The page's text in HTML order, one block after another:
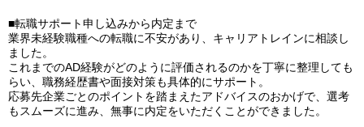
■転職サポート申し込みから内定まで
業界未経験職種への転職に不安があり、キャリアトレインに相談し
ました。
これまでのAD経験がどのように評価されるのかを丁寧に整理しても
らい、職務経歴書や面接対策も具体的にサポート。
応募先企業ごとのポイントを踏まえたアドバイスのおかげで、選考
もスムーズに進み、無事に内定をいただくことができました。